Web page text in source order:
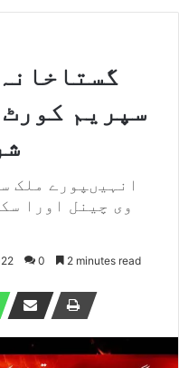
سپریم
انہیںپورے ملک
وی چینل اورا
0 2 minutes read